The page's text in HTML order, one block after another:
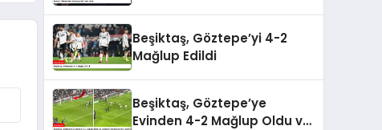
Beşiktaş, Göztepe’yi 4-2
Mağlup Edildi
Beşiktaş, Göztepe’ye
Evinden 4-2 Mağlup Oldu ve